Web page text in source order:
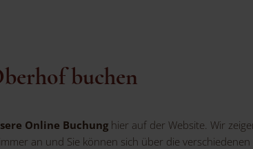
buchen
Online Buchung hier auf der Website. Wir
an und Sie können sich über die